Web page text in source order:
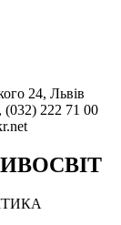
24, Львів
(032) 222 71 00